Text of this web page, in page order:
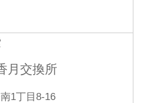
月交換所
1丁目8-16